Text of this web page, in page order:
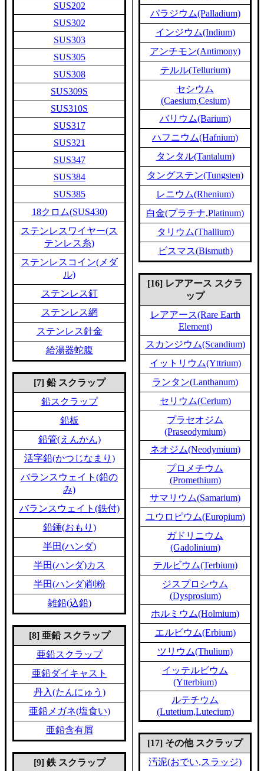
SUS202
SUS302
SUS303
SUS305
SUS308
SUS309S
SUS310S
SUS317
SUS321
SUS347
SUS384
SUS385
18クロム(SUS430)
ステンレスワイヤー(ス
テンレス糸)
ステンレスコイン(メダ
ル)
ステンレス釘
ステンレス網
ステンレス針金
給湯器蛇腹
[7] 鉛 スクラップ
鉛スクラップ
鉛板
鉛管(えんかん)
活字鉛(かつじなまり)
バランスウェイト(鉛の
み)
バランスウェイト(鉄付)
鉛錘(おもり)
半田(ハンダ)
半田(ハンダ)カス
半田(ハンダ)削粉
雑鉛(込鉛)
[8] 亜鉛 スクラップ
亜鉛スクラップ
亜鉛ダイキャスト
丹入(たんにゅう)
亜鉛メガネ(塩食い)
亜鉛含有屑
[9] 鉄 スクラップ
パラジウム(Palladium)
インジウム(Indium)
アンチモン(Antimony)
テルル(Tellurium)
セシウム
(Caesium,Cesium)
バリウム(Barium)
ハフニウム(Hafnium)
タンタル(Tantalum)
タングステン(Tungsten)
レニウム(Rhenium)
白金(プラチナ,Platinum)
タリウム(Thallium)
ビスマス(Bismuth)
[16] レアアース スクラ
ップ
レアアース(Rare Earth
Element)
スカンジウム(Scandium)
イットリウム(Yttrium)
ランタン(Lanthanum)
セリウム(Cerium)
プラセオジム
(Praseodymium)
ネオジム(Neodymium)
プロメチウム
(Promethium)
サマリウム(Samarium)
ユウロピウム(Europium)
ガドリニウム
(Gadolinium)
テルビウム(Terbium)
ジスプロシウム
(Dysprosium)
ホルミウム(Holmium)
エルビウム(Erbium)
ツリウム(Thulium)
イッテルビウム
(Ytterbium)
ルテチウム
(Lutetium,Lutecium)
[17] その他 スクラップ
汚泥(おでい,スラッジ)